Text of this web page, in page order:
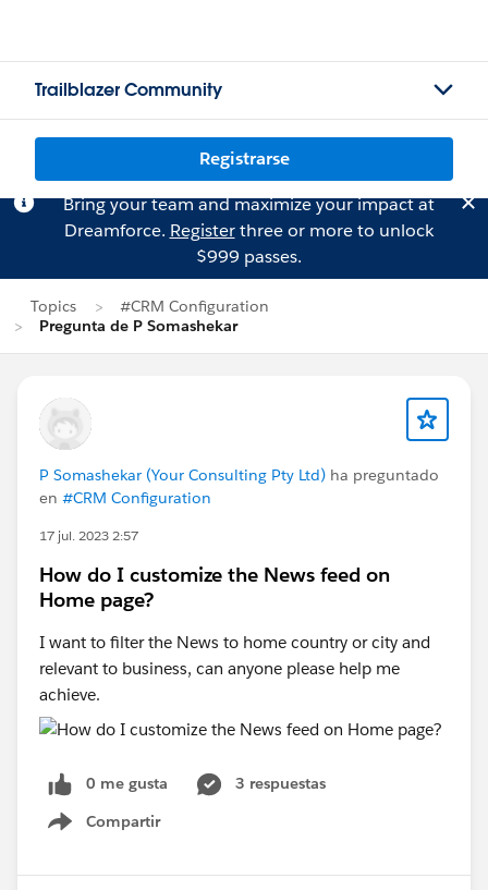
Trailblazer Community
Registrarse
Bring your team and maximize your impact at
Dreamforce. Registerthree or more to unlock
$999 passes.
Topics
#CRM Configuration
Pregunta de P Somashekar
P Somashekar (Your Consulting Pty Ltd) ha preguntado
en #CRM Configuration
17 jul. 2023 2:57
How do I customize the News feed on
Home page?
I want to filter the News to home country or city and
relevant to business, can anyone please help me
achieve.
0 me gusta
3 respuestas
Compartir
Show menu